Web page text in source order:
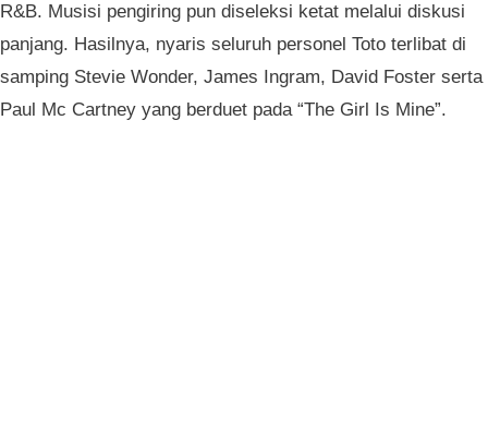
R&B. Musisi pengiring pun diseleksi ketat melalui diskusi
panjang. Hasilnya, nyaris seluruh personel Toto terlibat di
samping Stevie Wonder, James Ingram, David Foster serta
Paul Mc Cartney yang berduet pada “The Girl Is Mine”.